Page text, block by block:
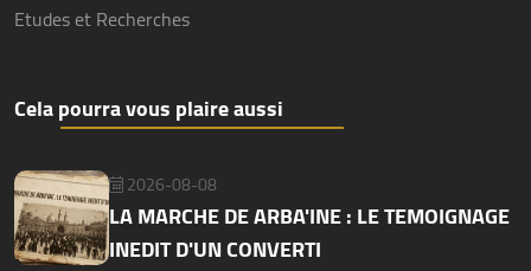
Etudes et Recherches
Cela pourra vous plaire aussi
2026-08-08
LA MARCHE DE ARBA'INE : LE TEMOIGNAGE
INEDIT D'UN CONVERTI